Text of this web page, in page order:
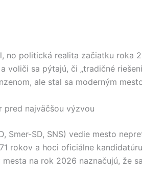
no politická realita začiatku roka
voliči sa pýtajú, či „tradičné
ale stal sa moderným
pred najväčšou výzvou
Smer-SD, SNS) vedie mesto
rokov a hoci oficiálne
na rok 2026 naznačujú, že